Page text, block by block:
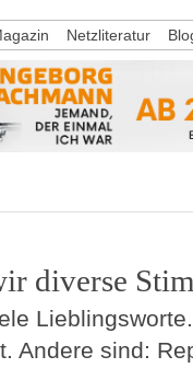
diverse
Andere sind:
Netzliteratur